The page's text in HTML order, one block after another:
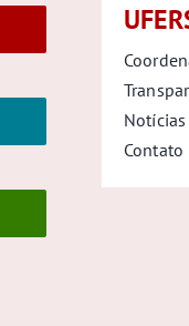
Notícias
Contato